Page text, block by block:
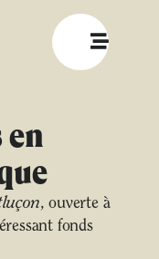
en
, ouverte à
fonds